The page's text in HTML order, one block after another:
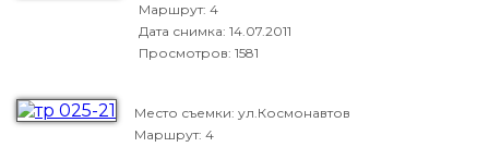
Маршрут: 4
Дата снимка: 14.07.2011
Просмотров: 1581
Место съемки: ул.Космонавтов
Маршрут: 4